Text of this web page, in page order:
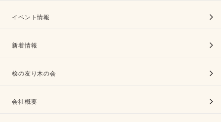
イベント情報
新着情報
桧の友り木の会
会社概要